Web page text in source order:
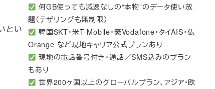
とい
何GB使っても減速なしの“本物”のデータ使い放
題（テザリングも無制限）
韓国SKT・米T-Mobile・豪Vodafone・タイAIS・仏
Orange など現地キャリア公式プランあり
現地の電話番号付き・通話／SMS込みのプラン
もあり
世界200ヶ国以上のグローバルプラン、アジア・欧